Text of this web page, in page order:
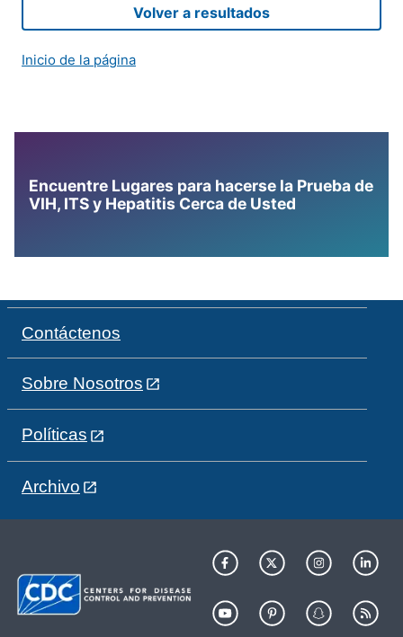
Volver a resultados
Inicio de la página
Encuentre Lugares para hacerse la Prueba de
VIH, ITS y Hepatitis Cerca de Usted
Contáctenos
Sobre Nosotros
Políticas
Archivo